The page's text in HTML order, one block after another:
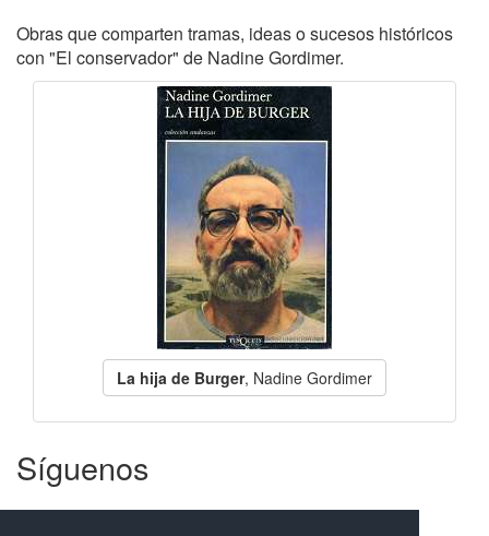
Obras que comparten tramas, ideas o sucesos históricos
con "El conservador" de Nadine Gordimer.
La hija de Burger, Nadine Gordimer
Síguenos